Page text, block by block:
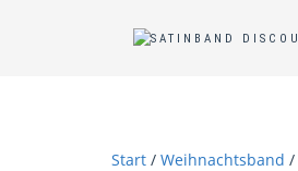
Start / Weihnachtsband /